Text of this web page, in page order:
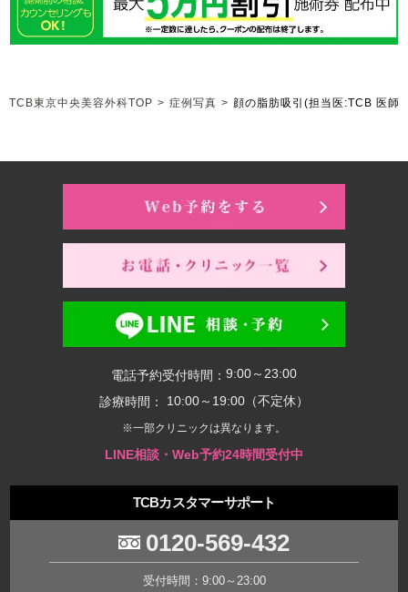
TCB東京中央美容外科TOP > 症例写真 > 顔の脂肪吸引 (担当医:TCB 医師)
電話予約受付時間： 9:00～23:00
診療時間：
10:00～19:00（不定休）
※一部クリニックは異なります。
LINE相談・Web予約24時間受付中
TCBカスタマーサポート
0120-569-432
受付時間：9:00～23:00